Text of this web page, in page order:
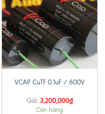
VCAP CuTF 0.1uF / 600V
Giá: 3,200,000₫
Còn hàng